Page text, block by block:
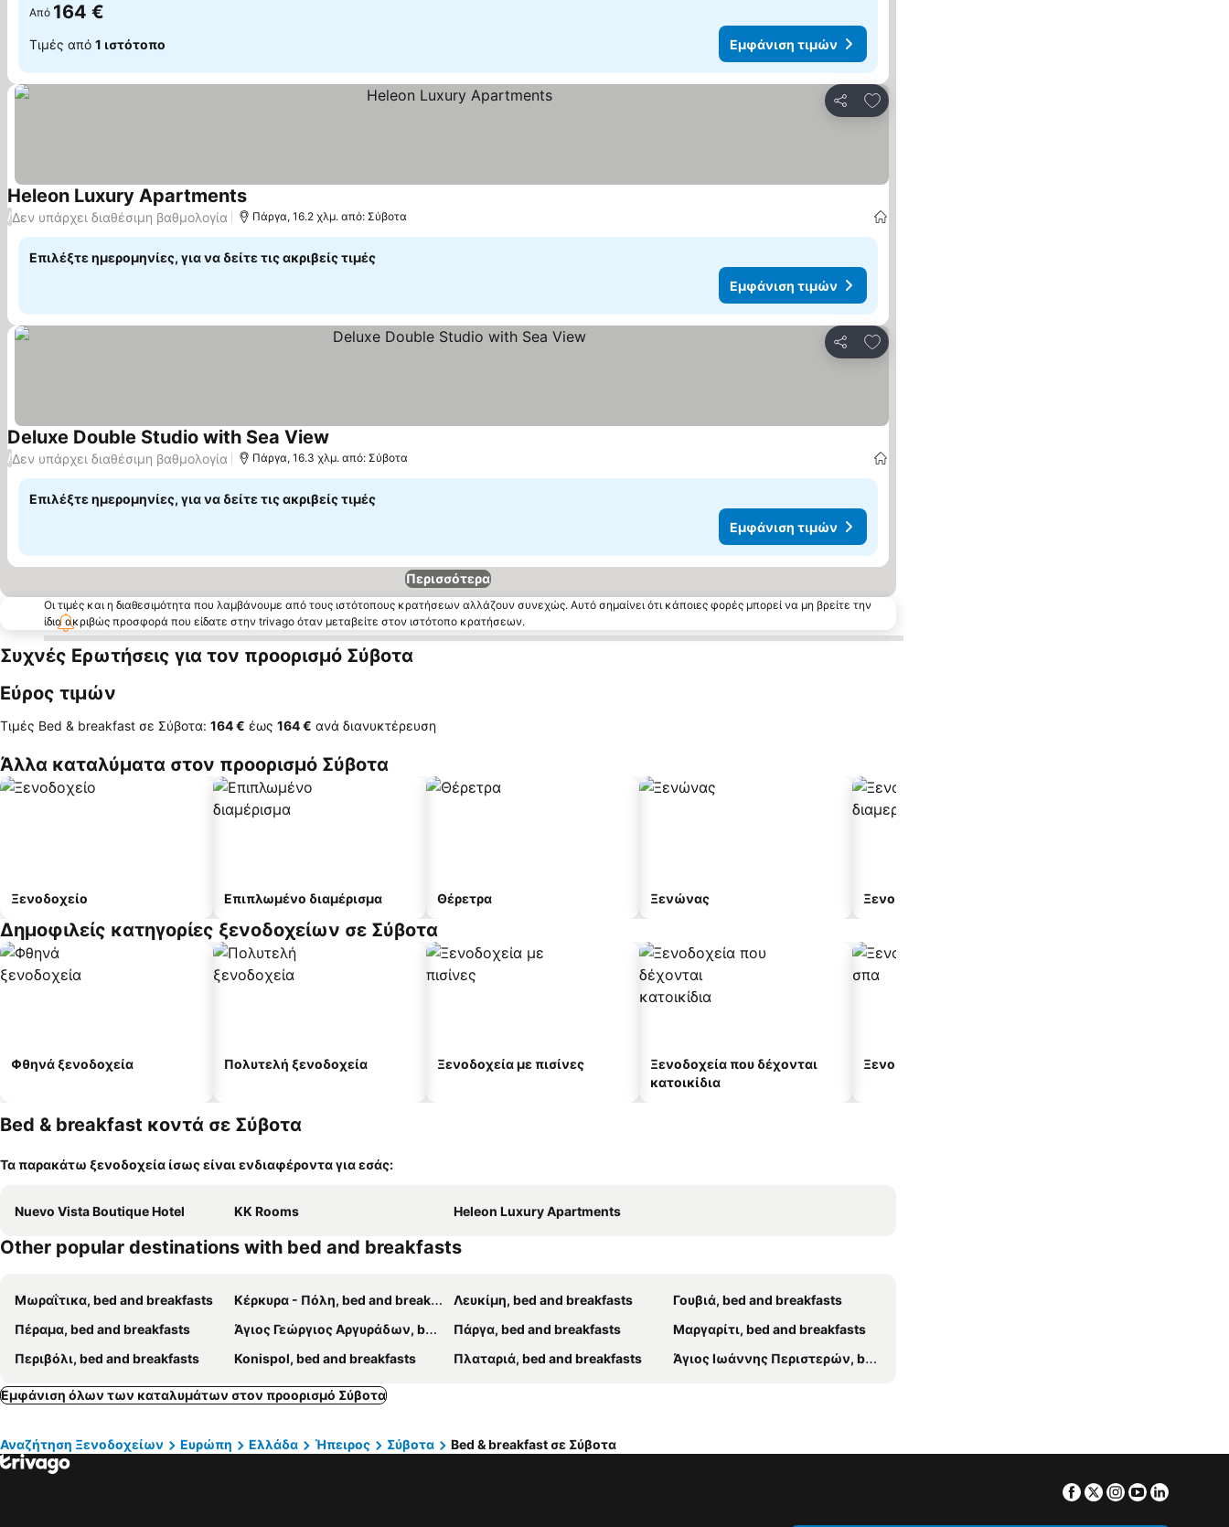
Από 164 €
Τιμές από 1 ιστότοπο Εμφάνιση τιμών
Κοινοποίηση
Προσθήκη στα αγαπημένα
Heleon Luxury Apartments
/Δεν υπάρχει διαθέσιμη βαθμολογία Πάργα, 16.2 χλμ. από: Σύβοτα
Επιλέξτε ημερομηνίες, για να δείτε τις ακριβείς τιμές
Εμφάνιση τιμών
Κοινοποίηση
Προσθήκη στα αγαπημένα
Deluxe Double Studio with Sea View
/Δεν υπάρχει διαθέσιμη βαθμολογία Πάργα, 16.3 χλμ. από: Σύβοτα
Επιλέξτε ημερομηνίες, για να δείτε τις ακριβείς τιμές
Εμφάνιση τιμών
Περισσότερα
Οι τιμές και η διαθεσιμότητα που λαμβάνουμε από τους ιστότοπους κρατήσεων αλλάζουν συνεχώς. Αυτό σημαίνει ότι κάποιες φορές μπορεί να μη βρείτε την
ίδια ακριβώς προσφορά που είδατε στην trivago όταν μεταβείτε στον ιστότοπο κρατήσεων.
Συχνές Ερωτήσεις για τον προορισμό Σύβοτα
Εύρος τιμών
Τιμές Bed & breakfast σε Σύβοτα: ‎164 € έως ‎164 € ανά διανυκτέρευση
Άλλα καταλύματα στον προορισμό Σύβοτα
Ξενοδοχείο Επιπλωμένο διαμέρισμα Θέρετρα Ξενώνας Ξενοδοχείο διαμερισμάτων
Δημοφιλείς κατηγορίες ξενοδοχείων σε Σύβοτα
Φθηνά ξενοδοχεία Πολυτελή ξενοδοχεία Ξενοδοχεία με πισίνες
Ξενοδοχεία που δέχονται
κατοικίδια
Ξενοδοχεία με σπα
Bed & breakfast κοντά σε Σύβοτα
Τα παρακάτω ξενοδοχεία ίσως είναι ενδιαφέροντα για εσάς:
Nuevo Vista Boutique Hotel KK Rooms Heleon Luxury Apartments
Other popular destinations with bed and breakfasts
Μωραΐτικα, bed and breakfasts Κέρκυρα - Πόλη, bed and breakfasts Λευκίμη, bed and breakfasts
Γουβιά, bed and breakfasts
Πέραμα, bed and breakfasts
Άγιος Γεώργιος Αργυράδων, bed and breakfasts Πάργα, bed and breakfasts
Μαργαρίτι, bed and breakfasts
Περιβόλι, bed and breakfasts
Konispol, bed and breakfasts Πλαταριά, bed and breakfasts Άγιος Ιωάννης Περιστερών, bed and breakfasts
Εμφάνιση όλων των καταλυμάτων στον προορισμό Σύβοτα
Αναζήτηση Ξενοδοχείων Ευρώπη Ελλάδα Ήπειρος Σύβοτα Bed & breakfast σε Σύβοτα
Facebook
TwitterInstagram
Youtube